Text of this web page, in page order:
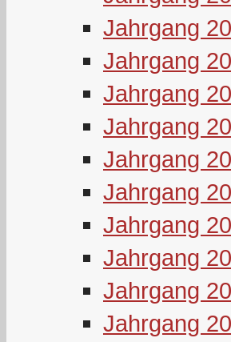
Jahrgang
Jahrgang
Jahrgang
Jahrgang
Jahrgang
Jahrgang
Jahrgang
Jahrgang
Jahrgang
Jahrgang